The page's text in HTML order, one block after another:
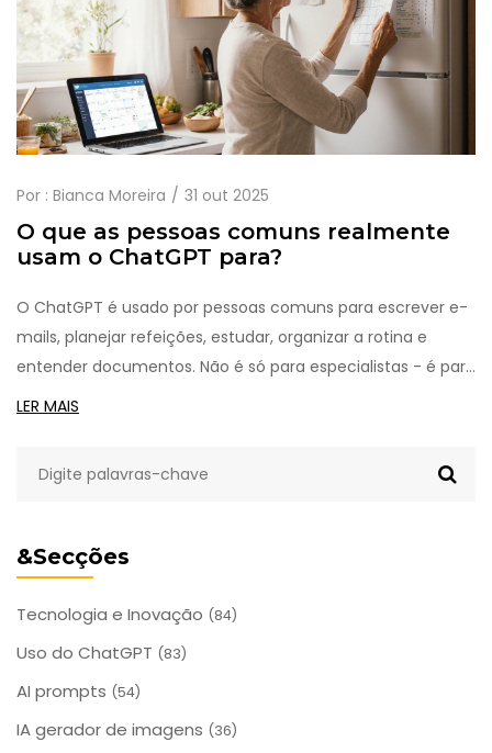
&Secções
Tecnologia e Inovação (84)
Uso do ChatGPT (83)
AI prompts (54)
IA gerador de imagens (36)
Por : Bianca Moreira 31 out 2025
O que as pessoas comuns realmente
usam o ChatGPT para?
O ChatGPT é usado por pessoas comuns para escrever e-
mails, planejar refeições, estudar, organizar a rotina e
entender documentos. Não é só para especialistas - é para
quem quer simplificar o dia a dia.
LER MAIS